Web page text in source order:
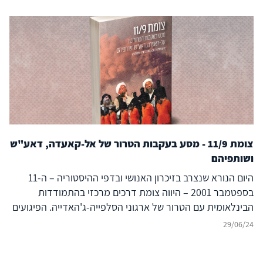
צומת 11/9 - מסע בעקבות הטרור של אל-קאעדה, דאע"ש
ושותפיהם
היום הנורא שנצרב בזיכרון האנושי ובדפי ההיסטוריה – ה-11
בספטמבר 2001 – היווה צומת דרכים מרכזי בהתמודדות
הבינלאומית עם הטרור של ארגוני הסלפייה-ג'האדייה. הפיגועים
המחרידים וחסרי התקדים בניו יורק ובוושינגטון הפכו את
29/06/24